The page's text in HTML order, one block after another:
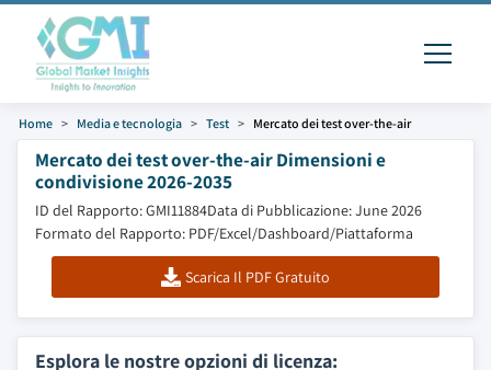
Home Media e tecnologia Test Mercato dei test over-the-air
Mercato dei test over-the-air Dimensioni e
condivisione 2026-2035
ID del Rapporto: GMI11884Data di Pubblicazione: June 2026
Formato del Rapporto: PDF/Excel/Dashboard/Piattaforma
Scarica Il PDF Gratuito
Esplora le nostre opzioni di licenza: